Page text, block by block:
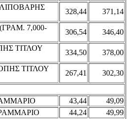
ΛΙΠΟΒΑΡΗΣ
328,44
371,14
7,000-
306,54
346,40
ΤΙΤΛΟΥ
334,50
378,00
ΤΙΤΛΟΥ
267,41
302,30
43,44
49,09
44,24
49,99